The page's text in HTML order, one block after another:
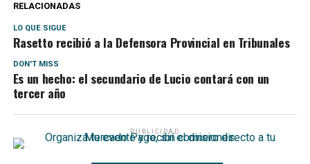
RELACIONADAS
LO QUE SIGUE
Rasetto recibió a la Defensora Provincial en Tribunales
DON'T MISS
Es un hecho: el secundario de Lucio contará con un
tercer año
PUBLICIDAD